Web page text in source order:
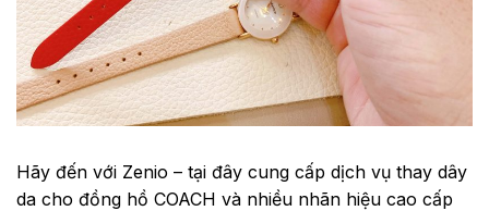
Hãy đến với Zenio – tại đây cung cấp dịch vụ thay dây
da cho đồng hồ COACH và nhiều nhãn hiệu cao cấp